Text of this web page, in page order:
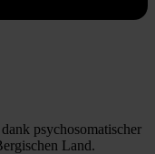
psychosomatischer
Land.